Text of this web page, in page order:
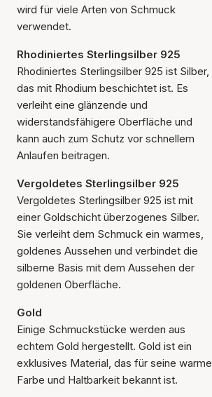
wird für viele Arten von Schmuck
verwendet.
Rhodiniertes Sterlingsilber 925
Rhodiniertes Sterlingsilber 925 ist Silber,
das mit Rhodium beschichtet ist. Es
verleiht eine glänzende und
widerstandsfähigere Oberfläche und
kann auch zum Schutz vor schnellem
Anlaufen beitragen.
Vergoldetes Sterlingsilber 925
Vergoldetes Sterlingsilber 925 ist mit
einer Goldschicht überzogenes Silber.
Sie verleiht dem Schmuck ein warmes,
goldenes Aussehen und verbindet die
silberne Basis mit dem Aussehen der
goldenen Oberfläche.
Gold
Einige Schmuckstücke werden aus
echtem Gold hergestellt. Gold ist ein
exklusives Material, das für seine warme
Farbe und Haltbarkeit bekannt ist.